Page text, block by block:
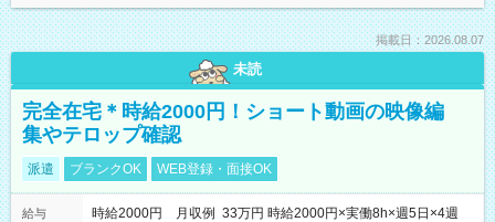
掲載日：2026.08.07
未読
完全在宅＊時給2000円！ショート動画の映像編
集やテロップ確認
派遣 ブランクOK WEB登録・面接OK
給与
時給2000円 月収例 33万円 時給2000円×実働8h×週5日×4週